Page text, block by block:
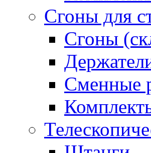
Сгоны для
Сгоны
Сменные